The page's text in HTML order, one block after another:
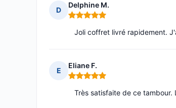
D
Delphine M.
Note : 5 sur 5
Joli coffret livré rapidement.
E
Eliane F.
Note : 5 sur 5
Très satisfaite de ce tambour.